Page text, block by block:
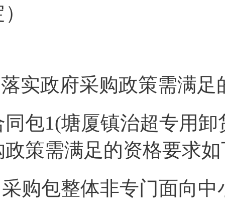
实政府采购政策需满足
同包1(塘厦镇治超专用
政策需满足的资格要求
采购包整体非专门面向中